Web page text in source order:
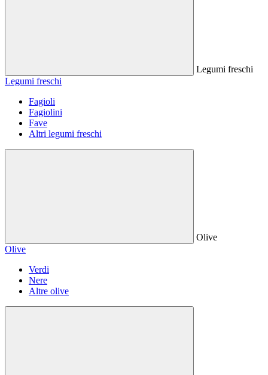
Legumi freschi
Legumi freschi
Fagioli
Fagiolini
Fave
Altri legumi freschi
Olive
Olive
Verdi
Nere
Altre olive